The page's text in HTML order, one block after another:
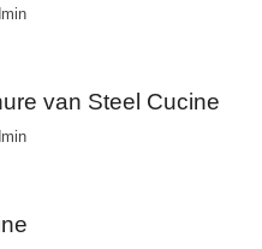
van Steel Cucine